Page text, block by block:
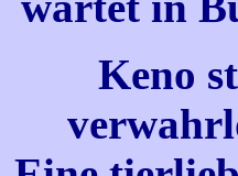
Keno